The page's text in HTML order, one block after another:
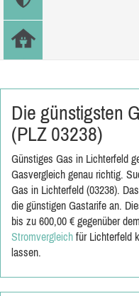
Die günstigsten
(PLZ 03238)
Günstiges Gas in Lichterfeld
Gasvergleich genau richtig.
Gas in Lichterfeld (03238).
die günstigen Gastarife an.
bis zu 600,00 € gegenüber
Stromvergleich für Lichterfeld
lassen.